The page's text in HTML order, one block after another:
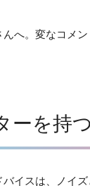
んへ。変なコメ
ーを持つ
イスは、ノイ